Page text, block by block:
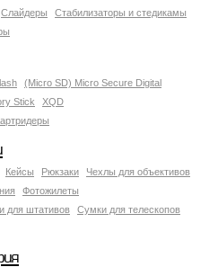
Слайдеры
Стабилизаторы и стедикамы
(Micro SD) Micro Secure Digital
Stick
XQD
Кейсы Рюкзаки
Чехлы для объективов
Фотожилеты
для штативов
Сумки для телескопов